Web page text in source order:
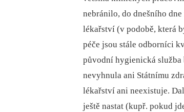
nebránilo, do dnešního
lékařství (v podobě, která
péče jsou stále odborníci
původní hygienická služba
nevyhnula ani Státnímu
lékařství ani neexistuje.
ještě nastat (kupř. pokud